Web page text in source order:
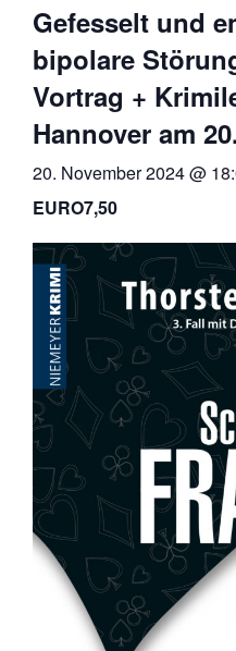
Gefesselt und
bipolare
Vortrag +
Hannover am
20. November 2024 @
EURO7,50